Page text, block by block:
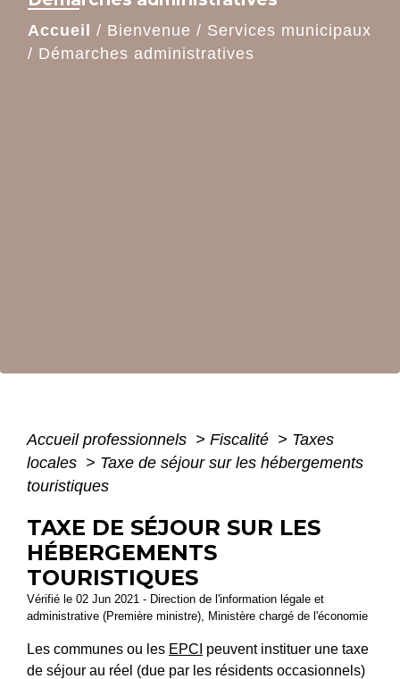
Accueil / Bienvenue / Services municipaux
/ Démarches administratives
Accueil professionnels > Fiscalité > Taxes
locales > Taxe de séjour sur les hébergements
touristiques
TAXE DE SÉJOUR SUR LES
HÉBERGEMENTS
TOURISTIQUES
Vérifié le 02 Jun 2021 - Direction de l'information légale et
administrative (Première ministre), Ministère chargé de l'économie
Les communes ou les EPCI peuvent instituer une taxe
de séjour au réel (due par les résidents occasionnels)